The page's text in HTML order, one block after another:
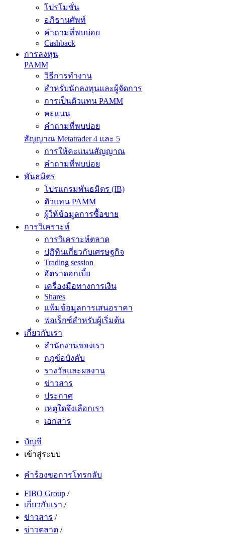
โปรโมชั่น
อภิธานศัพท์
คำถามที่พบบ่อย
Cashback
การลงทุน
PAMM
วิธีการทำงาน
สำหรับนักลงทุนและผู้จัดการ
การเป็นตัวแทน PAMM
คะแนน
คำถามที่พบบ่อย
สัญญาณ Metatrader 4 และ 5
การให้คะแนนสัญญาณ
คำถามที่พบบ่อย
พันธมิตร
โปรแกรมพันธมิตร (IB)
ตัวแทน PAMM
ผู้ให้ข้อมูลการซื้อขาย
การวิเคราะห์
การวิเคราะห์ตลาด
ปฏิทินเกี่ยวกับเศรษฐกิจ
Trading session
อัตราดอกเบี้ย
เครื่องมือทางการเงิน
Shares
แฟ้มข้อมูลการเสนอราคา
ฟอเร็กซ์สำหรับผู้เริ่มต้น
เกี่ยวกับเรา
สำนักงานของเรา
กฎข้อบังคับ
รางวัลและผลงาน
ข่าวสาร
ประกาศ
เหตุใดจึงเลือกเรา
เอกสาร
บัญชี
เข้าสู่ระบบ
คำร้องขอการโทรกลับ
FIBO Group /
เกี่ยวกับเรา /
ข่าวสาร /
ข่าวตลาด /